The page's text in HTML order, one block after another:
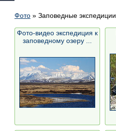
Фото » Заповедные экспедиции
Фото-видео экспедиция к
заповедному озеру ...